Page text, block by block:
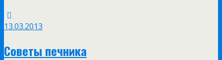
13.03.2013
Советы печника